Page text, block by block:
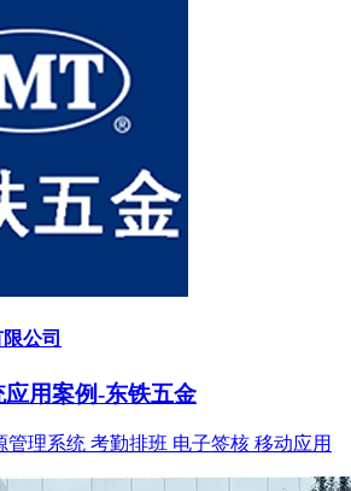
公司
应用案例-东铁五金
管理系统 考勤排班 电子签核 移动应用